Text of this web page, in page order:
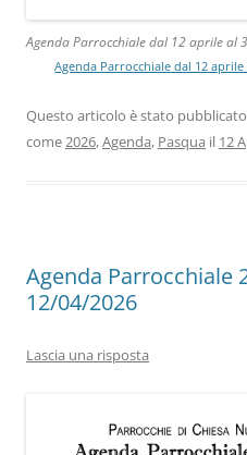
Agenda Parrocchiale dal 12 aprile al
Agenda Parrocchiale dal 12 aprile
Questo articolo è stato
come2026,Agenda, Pasqua il 12
Agenda Parrocchiale
12/04/2026
Lascia una risposta